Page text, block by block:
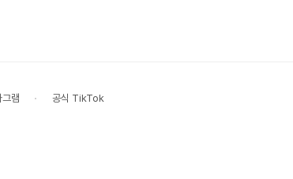
램 공식 TikTok